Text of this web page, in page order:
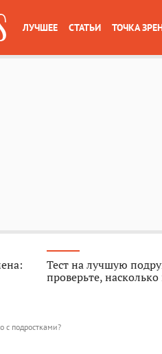
ЛУЧШЕЕ СТАТЬИ ТОЧКА
Тест на лучшую
проверьте,
с подростками?